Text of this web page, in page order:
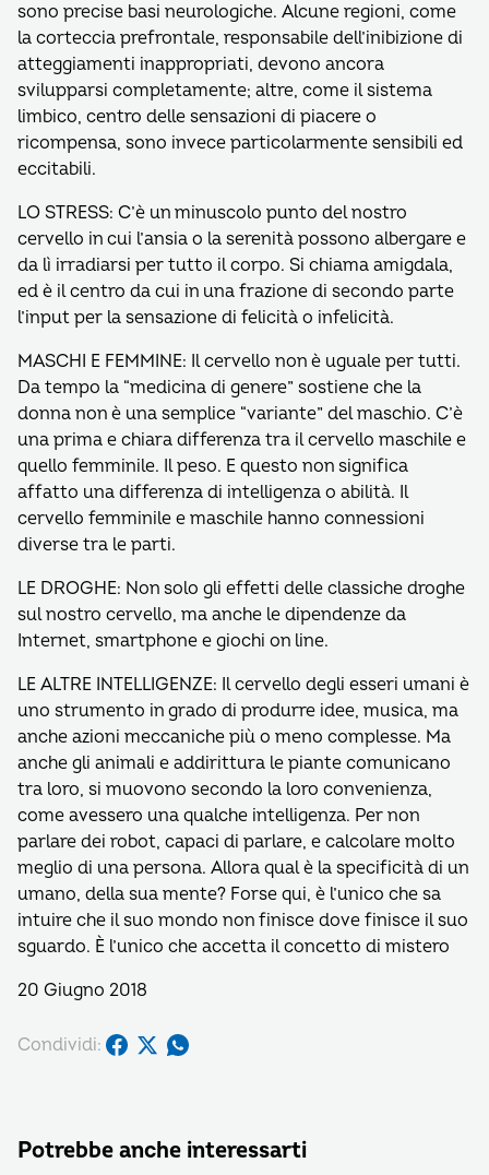
sono precise basi neurologiche. Alcune regioni, come
la corteccia prefrontale, responsabile dell’inibizione di
atteggiamenti inappropriati, devono ancora
svilupparsi completamente; altre, come il sistema
limbico, centro delle sensazioni di piacere o
ricompensa, sono invece particolarmente sensibili ed
eccitabili.
LO STRESS: C’è un minuscolo punto del nostro
cervello in cui l’ansia o la serenità possono albergare e
da lì irradiarsi per tutto il corpo. Si chiama amigdala,
ed è il centro da cui in una frazione di secondo parte
l’input per la sensazione di felicità o infelicità.
MASCHI E FEMMINE: Il cervello non è uguale per tutti.
Da tempo la “medicina di genere” sostiene che la
donna non è una semplice “variante” del maschio. C’è
una prima e chiara differenza tra il cervello maschile e
quello femminile. Il peso. E questo non significa
affatto una differenza di intelligenza o abilità. Il
cervello femminile e maschile hanno connessioni
diverse tra le parti.
LE DROGHE: Non solo gli effetti delle classiche droghe
sul nostro cervello, ma anche le dipendenze da
Internet, smartphone e giochi on line.
LE ALTRE INTELLIGENZE: Il cervello degli esseri umani è
uno strumento in grado di produrre idee, musica, ma
anche azioni meccaniche più o meno complesse. Ma
anche gli animali e addirittura le piante comunicano
tra loro, si muovono secondo la loro convenienza,
come avessero una qualche intelligenza. Per non
parlare dei robot, capaci di parlare, e calcolare molto
meglio di una persona. Allora qual è la specificità di un
umano, della sua mente? Forse qui, è l’unico che sa
intuire che il suo mondo non finisce dove finisce il suo
sguardo. È l’unico che accetta il concetto di mistero
20 Giugno 2018
Condividi:
Potrebbe anche interessarti